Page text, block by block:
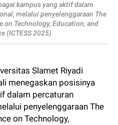
kampus yang aktif dalam
melalui penyelenggaraan The
Technology, Education, and
(ICTESS 2025)
Slamet Riyadi
menegaskan posisinya
dalam percaturan
penyelenggaraan The
on Technology,